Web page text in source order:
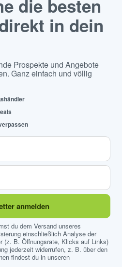
die besten
in dein
Prospekte und Angebote
Ganz einfach und völlig
anmelden
du dem Versand unseres
einschließlich Analyse der
(z. B. Öffnungsrate, Klicks auf Links)
jederzeit widerrufen, z. B. über den
findest du in unseren